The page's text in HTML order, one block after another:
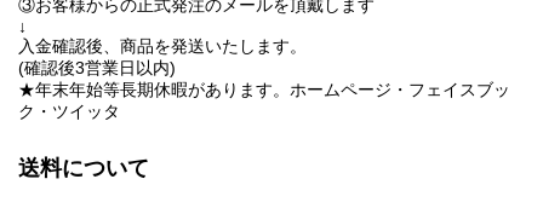
③お客様からの正式発注のメールを頂戴します
↓
入金確認後、商品を発送いたします。
(確認後3営業日以内)
★年末年始等長期休暇があります。ホームページ・フェイスブッ
ク・ツイッタ
送料について